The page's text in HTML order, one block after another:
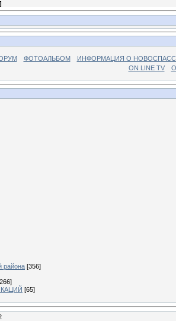
]
ФОТОАЛЬБОМ
ИНФОРМАЦИЯ О
ON LINE TV
района [356]
[65]